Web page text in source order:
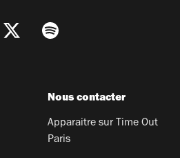
Nous contacter
Apparaitre sur Time Out
Paris